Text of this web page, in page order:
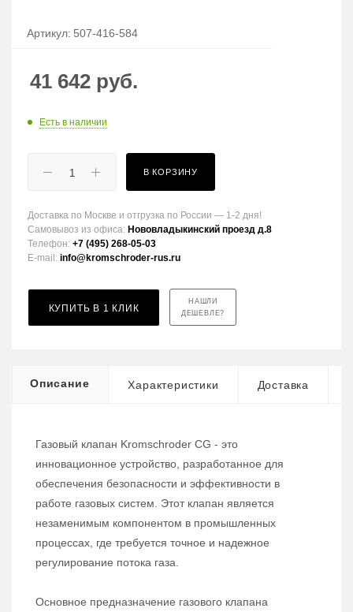
Артикул: 507-416-584
41 642 руб.
Есть в наличии
В КОРЗИНУ
Доставка по Москве и отгрузка по России — 1-2 дня!
Самовывоз из офиса: Нововладыкинский проезд д.8
Телефон: +7 (495) 268-05-03
E-mail: info@kromschroder-rus.ru
КУПИТЬ В 1 КЛИК
НАШЛИ
ДЕШЕВЛЕ?
Описание Характеристики Доставка
Газовый клапан Kromschroder CG - это
инновационное устройство, разработанное для
обеспечения безопасности и эффективности в
работе газовых систем. Этот клапан является
незаменимым компонентом в промышленных
процессах, где требуется точное и надежное
регулирование потока газа.
Основное предназначение газового клапана